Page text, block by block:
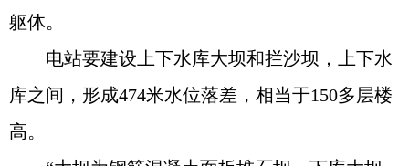
躯体。
电站要建设上下水库大坝和拦沙坝，上下水
库之间，形成474米水位落差，相当于150多层楼
高。